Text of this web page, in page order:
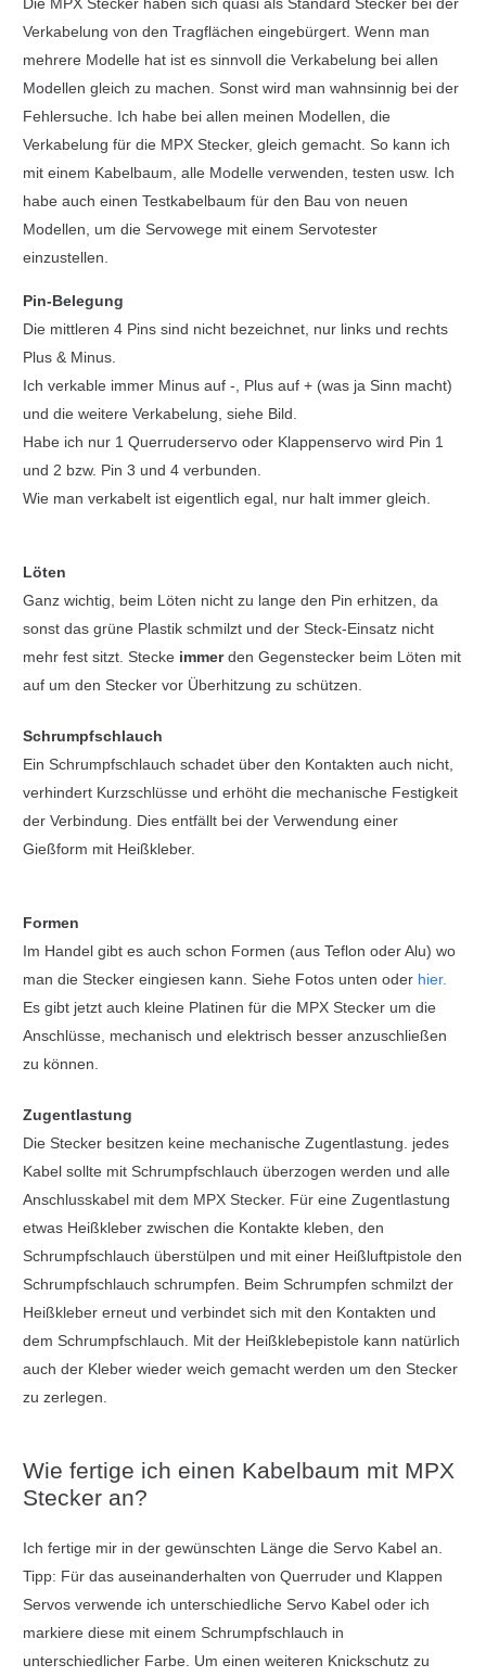
Verkabelung von den Tragflächen eingebürgert. Wenn man
mehrere Modelle hat ist es sinnvoll die Verkabelung bei allen
Modellen gleich zu machen. Sonst wird man wahnsinnig bei der
Fehlersuche. Ich habe bei allen meinen Modellen, die
Verkabelung für die MPX Stecker, gleich gemacht. So kann ich
mit einem Kabelbaum, alle Modelle verwenden, testen usw. Ich
habe auch einen Testkabelbaum für den Bau von neuen
Modellen, um die Servowege mit einem Servotester
einzustellen.
Pin-Belegung
Die mittleren 4 Pins sind nicht bezeichnet, nur links und rechts
Plus & Minus.
Ich verkable immer Minus auf -, Plus auf + (was ja Sinn macht)
und die weitere Verkabelung, siehe Bild.
Habe ich nur 1 Querruderservo oder Klappenservo wird Pin 1
und 2 bzw. Pin 3 und 4 verbunden.
Wie man verkabelt ist eigentlich egal, nur halt immer gleich.
Löten
Ganz wichtig, beim Löten nicht zu lange den Pin erhitzen, da
sonst das grüne Plastik schmilzt und der Steck-Einsatz nicht
mehr fest sitzt. Stecke immerden Gegenstecker beim Löten mit
auf um den Stecker vor Überhitzung zu schützen.
Schrumpfschlauch
Ein Schrumpfschlauch schadet über den Kontakten auch nicht,
verhindert Kurzschlüsse und erhöht die mechanische Festigkeit
der Verbindung. Dies entfällt bei der Verwendung einer
Gießform mit Heißkleber.
Formen
Im Handel gibt es auch schon Formen (aus Teflon oder Alu) wo
man die Stecker eingiesen kann. Siehe Fotos unten oder hier.
Es gibt jetzt auch kleine Platinen für die MPX Stecker um die
Anschlüsse, mechanisch und elektrisch besser anzuschließen
zu können.
Zugentlastung
Die Stecker besitzen keine mechanische Zugentlastung. jedes
Kabel sollte mit Schrumpfschlauch überzogen werden und alle
Anschlusskabel mit dem MPX Stecker. Für eine Zugentlastung
etwas Heißkleber zwischen die Kontakte kleben, den
Schrumpfschlauch überstülpen und mit einer Heißluftpistole den
Schrumpfschlauch schrumpfen. Beim Schrumpfen schmilzt der
Heißkleber erneut und verbindet sich mit den Kontakten und
dem Schrumpfschlauch. Mit der Heißklebepistole kann natürlich
auch der Kleber wieder weich gemacht werden um den Stecker
zu zerlegen.
Wie fertige ich einen Kabelbaum mit MPX
Stecker an?
Ich fertige mir in der gewünschten Länge die Servo Kabel an.
Tipp: Für das auseinanderhalten von Querruder und Klappen
Servos verwende ich unterschiedliche Servo Kabel oder ich
markiere diese mit einem Schrumpfschlauch in
unterschiedlicher Farbe. Um einen weiteren Knickschutz zu